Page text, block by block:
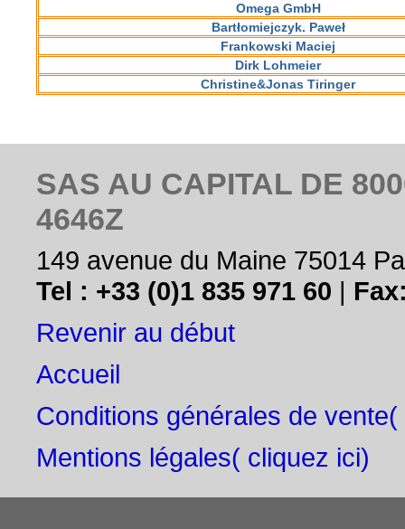
Omega GmbH
Bartłomiejczyk. Paweł
Frankowski Maciej
Dirk Lohmeier
Christine&Jonas Tiringer
SAS AU CAPITAL DE
4646Z
149 avenue du Maine 75014
Tel : +33 (0)1 835 971 60 |
Revenir au début
Accueil
Conditions générales de vente(
Mentions légales( cliquez ici)